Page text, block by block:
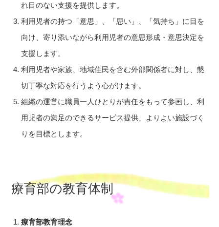
れ目のない支援を提供します。
利用児者の持つ「意思」、「思い」、「気持ち」に目を
向け、寄り添いながら利用児者の意思形成・意思決定を
支援します。
利用児者や家族、地域住民を含む外部関係者に対し、懇
切丁寧な対応を行うよう心がけます。
組織の運営に職員一人ひとりが責任をもって参画し、利
用児者の満足のできるサービス提供、よりよい施設づく
りを目標とします。
療育部の教育体制
療育部教育理念